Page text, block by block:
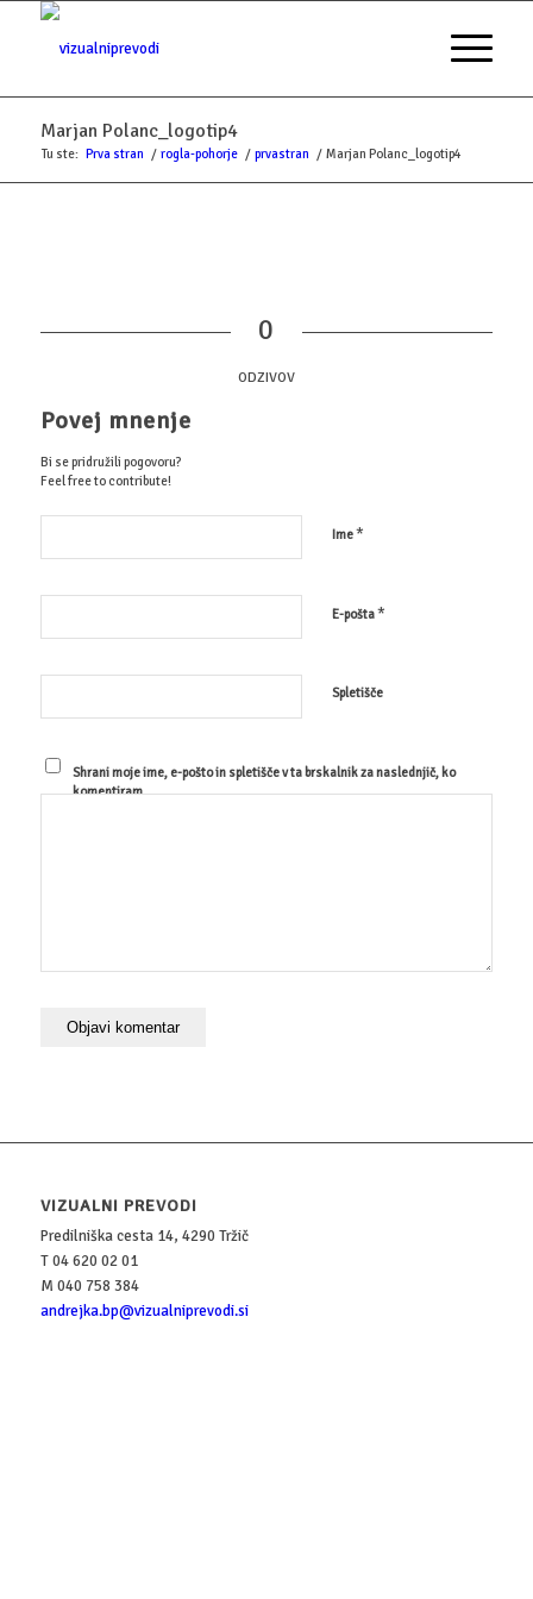
Marjan Polanc_logotip4
Tu ste: Prva stran / rogla-pohorje / prvastran / Marjan Polanc_logotip4
0
ODZIVOV
Povej mnenje
Bi se pridružili pogovoru?
Feel free to contribute!
Ime*
E-pošta*
Spletišče
Shrani moje ime, e-pošto in spletišče v ta brskalnik za naslednjič, ko
komentiram.
VIZUALNI PREVODI
Predilniška cesta 14, 4290 Tržič
T 04 620 02 01
M 040 758 384
andrejka.bp@vizualniprevodi.si